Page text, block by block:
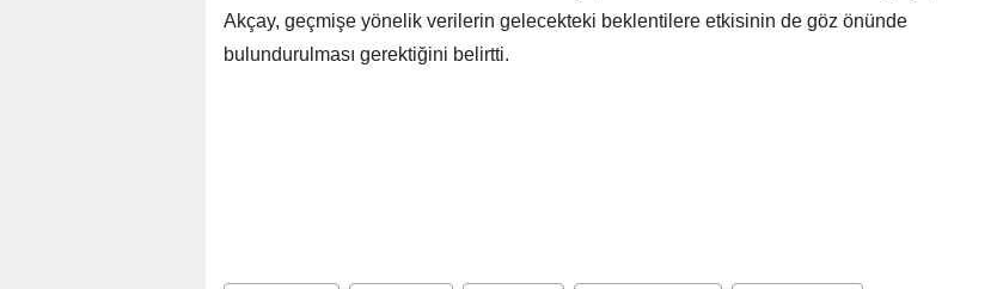
Akçay, geçmişe yönelik verilerin gelecekteki beklentilere etkisinin de göz önünde
bulundurulması gerektiğini belirtti.